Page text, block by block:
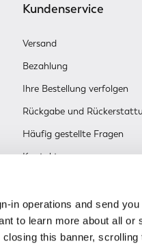
in operations and send you
to learn more about all or
closing this banner, scrolling
Kundenservice
Versand
Bezahlung
Ihre Bestellung verfolgen
Rückgabe und
Häufig gestellte Fragen
Kontakt